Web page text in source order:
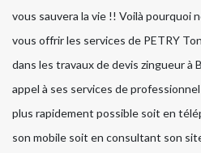
vous sauvera la vie !! Voilà pourquoi
vous offrir les services de PETRY
dans les travaux de devis zingueur à
appel à ses services de
plus rapidement possible soit en
son mobile soit en consultant son